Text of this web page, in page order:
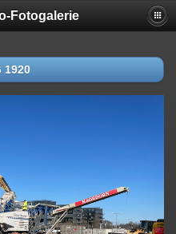
Fotogalerie
1920